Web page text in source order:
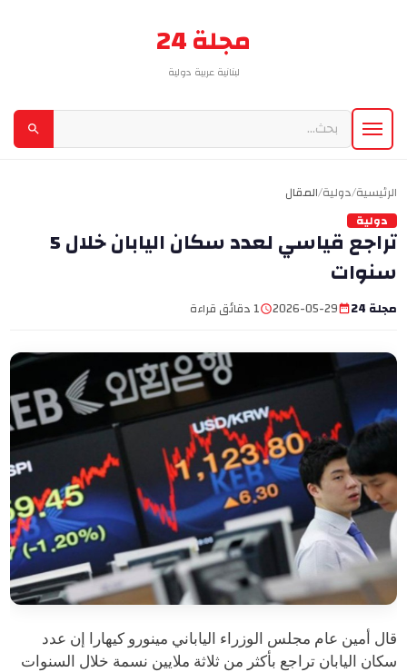
مجلة 24
لبنانية عربية دولية
الرئيسية/دولية/المقال
دولية
تراجع قياسي لعدد سكان اليابان خلال 5
سنوات
مجلة 24 2026-05-29 1 دقائق قراءة
قال أمين عام مجلس الوزراء الياباني مينورو كيهارا إن عدد
سكان اليابان تراجع بأكثر من ثلاثة ملايين نسمة خلال السنوات